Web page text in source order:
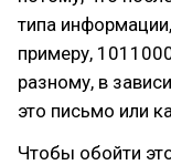
типа
примеру,
разному, в
это письмо или
Чтобы обойти